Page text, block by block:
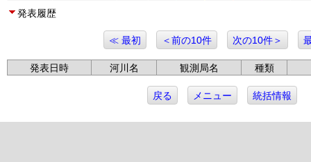
発表履歴
≪ 最初 ＜前の10件 次の10件＞
発表日時 河川名 観測局名 種類
戻る メニュー 統括情報